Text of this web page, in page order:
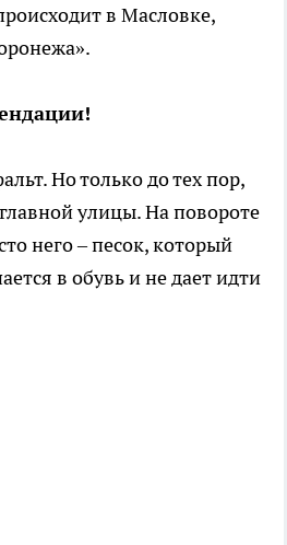
в Масловке,
Но только до тех пор,
улицы. На повороте
него – песок, который
в обувь и не дает идти